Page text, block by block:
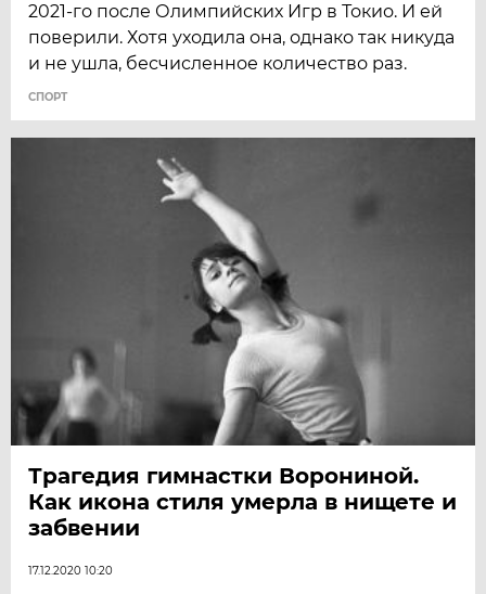
2021-го после Олимпийских Игр в Токио. И ей
поверили. Хотя уходила она, однако так никуда
и не ушла, бесчисленное количество раз.
СПОРТ
Трагедия гимнастки Ворониной.
Как икона стиля умерла в нищете и
забвении
17.12.2020 10:20